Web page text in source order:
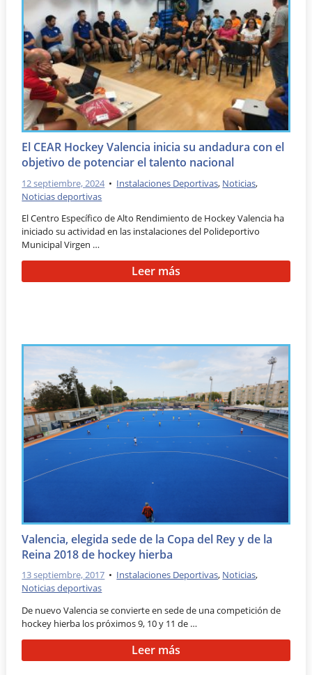
El CEAR Hockey Valencia inicia su andadura con el
objetivo de potenciar el talento nacional
12 septiembre, 2024 • Instalaciones Deportivas, Noticias,
Noticias deportivas
El Centro Específico de Alto Rendimiento de Hockey Valencia ha
iniciado su actividad en las instalaciones del Polideportivo
Municipal Virgen …
Leer más
Valencia, elegida sede de la Copa del Rey y de la
Reina 2018 de hockey hierba
13 septiembre, 2017 • Instalaciones Deportivas, Noticias,
Noticias deportivas
De nuevo Valencia se convierte en sede de una competición de
hockey hierba los próximos 9, 10 y 11 de …
Leer más